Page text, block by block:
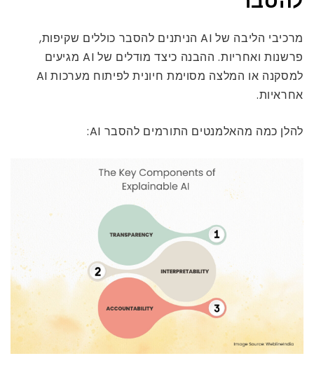
מרכיבי הליבה של AI הניתנים להסבר כוללים שקיפות,
פרשנות ואחריות. ההבנה כיצד מודלים של AI מגיעים
למסקנה או המלצה מסוימת חיונית לפיתוח מערכות AI
אחראיות.
להלן כמה מהאלמנטים התורמים להסבר AI: